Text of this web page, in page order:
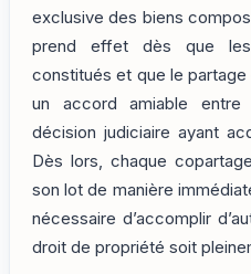
exclusive des biens
prend effet dès que
constitués et que le
un accord amiable
décision judiciaire ayant
Dès lors, chaque
son lot de manière
nécessaire d’accomplir
droit de propriété soit